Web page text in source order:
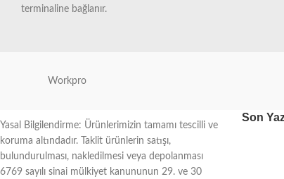
terminaline bağlanır.
Workpro
Yasal Bilgilendirme: Ürünlerimizin tamamı tescilli ve
koruma altındadır. Taklit ürünlerin satışı,
bulundurulması, nakledilmesi veya depolanması
6769 sayılı sinai mülkiyet kanununun 29. ve 30
Son